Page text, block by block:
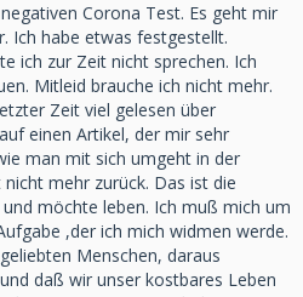
Corona Test. Es geht mir
Ich habe etwas festgestellt.
ich zur Zeit nicht sprechen. Ich
Mitleid brauche ich nicht mehr.
Zeit viel gelesen über
einen Artikel, der mir sehr
man mit sich umgeht in der
mehr zurück. Das ist die
möchte leben. Ich muß mich um
,der ich mich widmen werde.
Menschen, daraus
daß wir unser kostbares Leben